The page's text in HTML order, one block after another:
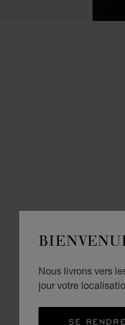
Nous livrons vers
jour votre
SE